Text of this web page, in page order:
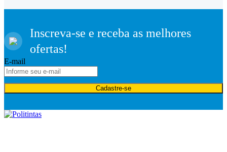
Inscreva-se e receba as melhores
ofertas!
E-mail
Cadastre-se